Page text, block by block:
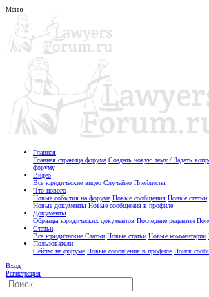
Меню
Главная
Главная страница форума Создать новую тему / Задать
форуму
Видео
Все юридические видео Случайно Плейлисты
Что нового
Новые события на форуме Новые сообщения Новые статьи
Новые документы Новые сообщения в профиле
Документы
Образцы юридических документов Последние рецензии
Статьи
Все юридические Статьи Новые статьи Новые комментарии
Пользователи
Сейчас на форуме Новые сообщения в профиле Поиск
Вход
Регистрация